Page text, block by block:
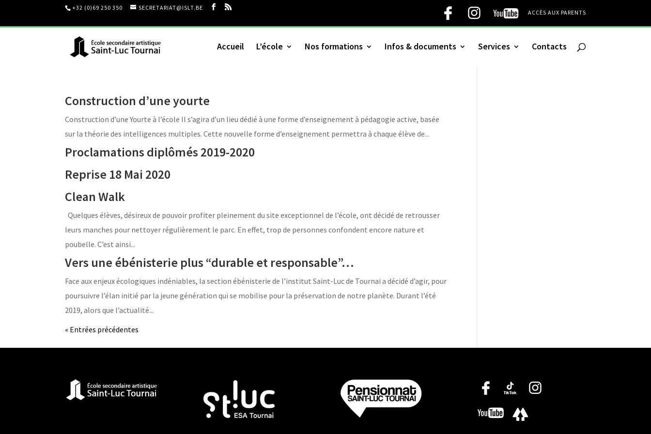
+32 (0)69 250 350 SECRETARIAT@ISLT.BE
ACCÈS AUX PARENTS
Accueil L’école Nos formations Infos & documents Services Contacts
Construction d’une yourte
Construction d’une Yourte à l’école Il s’agira d’un lieu dédié à une forme d’enseignement à pédagogie active, basée
sur la théorie des intelligences multiples. Cette nouvelle forme d’enseignement permettra à chaque élève de...
Proclamations diplômés 2019-2020
Reprise 18 Mai 2020
Clean Walk
Quelques élèves, désireux de pouvoir profiter pleinement du site exceptionnel de l’école, ont décidé de retrousser
leurs manches pour nettoyer régulièrement le parc. En effet, trop de personnes confondent encore nature et
poubelle. C’est ainsi...
Vers une ébénisterie plus “durable et responsable”…
Face aux enjeux écologiques indéniables, la section ébénisterie de l’institut Saint-Luc de Tournai a décidé d’agir, pour
poursuivre l’élan initié par la jeune génération qui se mobilise pour la préservation de notre planète. Durant l’été
2019, alors que l’actualité...
« Entrées précédentes